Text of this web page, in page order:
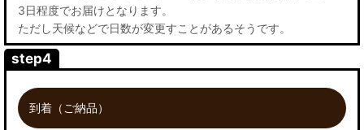
3日程度でお届けとなります。
ただし天候などで日数が変更すことがあるそうです。
step4
到着（ご納品）